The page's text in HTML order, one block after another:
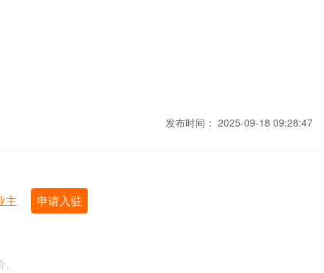
发布时间： 2025-09-18 09:28:47
主 申请入驻